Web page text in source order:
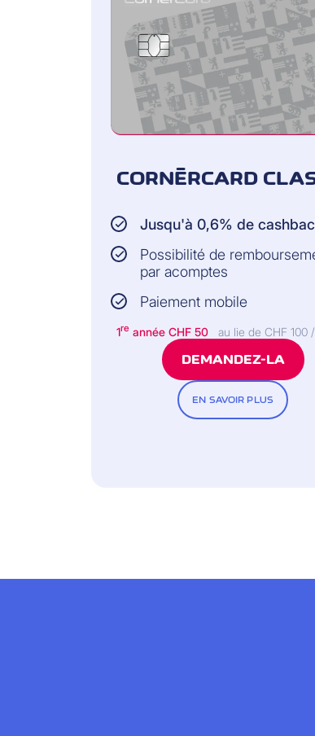
CORNÈRCARD
Jusqu'à 0,6% de
Possibilité de
par acomptes
Paiement mobile
1re année CHF 50 au lie de CHF 100
DEMANDEZ-LA
EN SAVOIR PLUS